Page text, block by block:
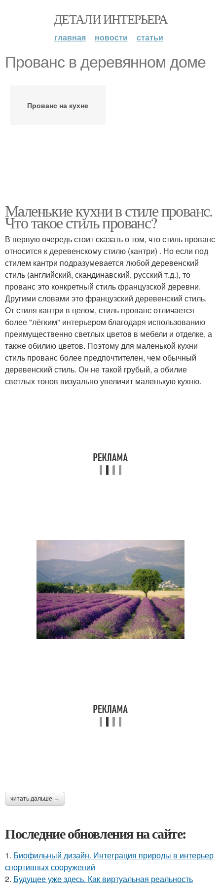
ДЕТАЛИ ИНТЕРЬЕРА
главная новости статьи
Прованс в деревянном доме
Прованс на кухне
Маленькие кухни в стиле прованс.
Что такое стиль прованс?
В первую очередь стоит сказать о том, что стиль прованс
относится к деревенскому стилю (кантри) . Но если под
стилем кантри подразумевается любой деревенский
стиль (английский, скандинавский, русский т.д.), то
прованс это конкретный стиль французской деревни.
Другими словами это французский деревенский стиль.
От стиля кантри в целом, стиль прованс отличается
более "лёгким" интерьером благодаря использованию
преимущественно светлых цветов в мебели и отделке, а
также обилию цветов. Поэтому для маленькой кухни
стиль прованс более предпочтителен, чем обычный
деревенский стиль. Он не такой грубый, а обилие
светлых тонов визуально увеличит маленькую кухню.
читать дальше →
Последние обновления на сайте:
1. Биофильный дизайн. Интеграция природы в интерьер
спортивных сооружений
2. Будущее уже здесь. Как виртуальная реальность